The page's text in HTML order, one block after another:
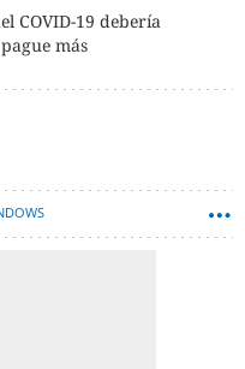
COVID-19 debería
más